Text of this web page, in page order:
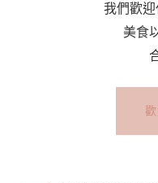
我們歡迎
美食